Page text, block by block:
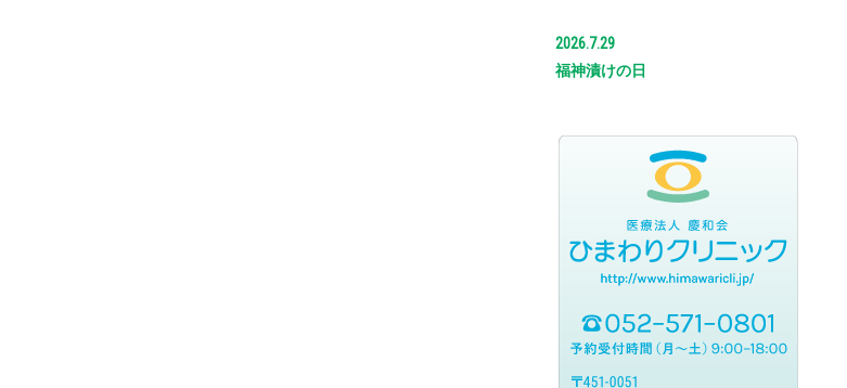
2026.7.29
福神漬けの日